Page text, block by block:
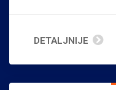
DETALJNIJE